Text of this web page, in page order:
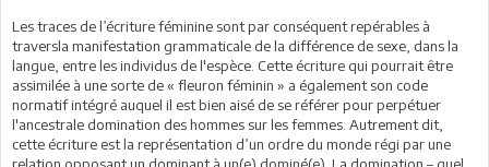
Les traces de l’écriture féminine sont par conséquent repérables à
traversla manifestation grammaticale de la différence de sexe, dans la
langue, entre les individus de l'espèce. Cette écriture qui pourrait être
assimilée à une sorte de « fleuron féminin » a également son code
normatif intégré auquel il est bien aisé de se référer pour perpétuer
l'ancestrale domination des hommes sur les femmes. Autrement dit,
cette écriture est la représentation d’un ordre du monde régi par une